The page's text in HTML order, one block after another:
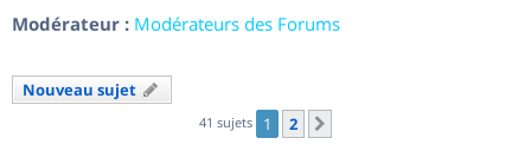
Modérateur : Modérateurs des Forums
Nouveau sujet
41 sujets 1 2